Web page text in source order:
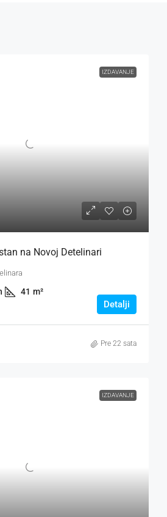
IZDAVANJE
na Novoj Detelinari
41 m²
Detalji
Pre 22 sata
IZDAVANJE